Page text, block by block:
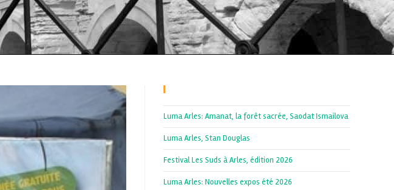
Luma Arles: Amanat, la forêt sacrée, Saodat Ismailova
Luma Arles, Stan Douglas
Festival Les Suds à Arles, édition 2026
Luma Arles: Nouvelles expos été 2026